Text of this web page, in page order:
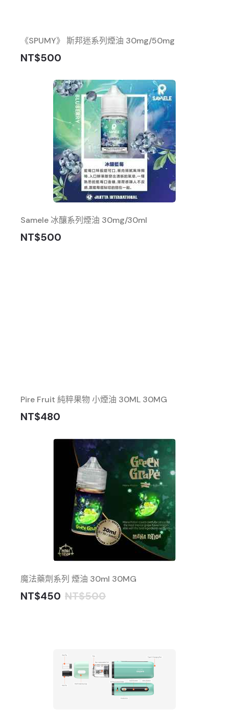
《SPUMY》 斯邦迷系列煙油 30mg/50mg
NT$500
Samele 冰釀系列煙油 30mg/30ml
NT$500
Pire Fruit 純粹果物 小煙油 30ML 30MG
NT$480
魔法藥劑系列 煙油 30ml 30MG
NT$450 NT$500